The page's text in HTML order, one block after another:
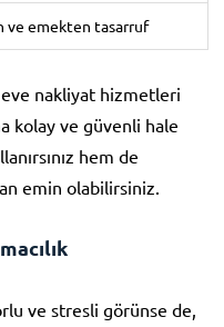
ve emekten tasarruf
nakliyat hizmetleri
kolay ve güvenli hale
hem de
emin olabilirsiniz.
ve stresli görünse de,